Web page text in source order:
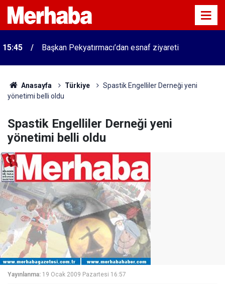
15:45 Başkan Pekyatırmacı’dan esnaf ziyareti
Anasayfa Türkiye
Spastik Engelliler Derneği yeni
yönetimi belli oldu
Spastik Engelliler Derneği yeni
yönetimi belli oldu
Yayınlanma: 19 Ocak 2009 Pazartesi 16:57